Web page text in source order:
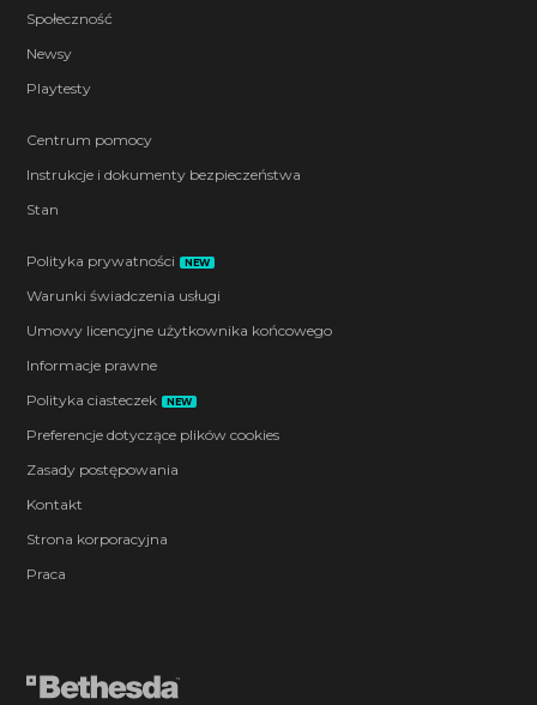
Społeczność
Newsy
Playtesty
Centrum pomocy
Instrukcje i dokumenty bezpieczeństwa
Stan
Polityka prywatności NEW
Warunki świadczenia usługi
Umowy licencyjne użytkownika końcowego
Informacje prawne
Polityka ciasteczek
NEW
Preferencje dotyczące plików cookies
Zasady postępowania
Kontakt
Strona korporacyjna
Praca